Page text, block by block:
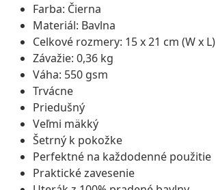
Farba: Čierna
Materiál: Bavlna
Celkové rozmery: 15 x 21 cm (W x L)
Závažie: 0,36 kg
Váha: 550 gsm
Trvácne
Priedušný
Veľmi mäkký
Šetrný k pokožke
Perfektné na každodenné použitie
Praktické zavesenie